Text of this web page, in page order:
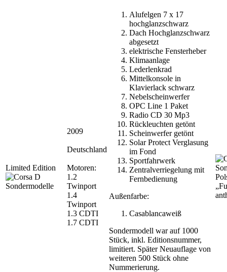
Limited Edition
2009
Deutschland
Motoren:
1.2
Twinport
1.4
Twinport
1.3 CDTI
1.7 CDTI
Alufelgen 7 x 17
hochglanzschwarz
Dach Hochglanzschwarz
abgesetzt
elektrische Fensterheber
Klimaanlage
Lederlenkrad
Mittelkonsole in
Klavierlack schwarz
Nebelscheinwerfer
OPC Line 1 Paket
Radio CD 30 Mp3
Rückleuchten getönt
Scheinwerfer getönt
Solar Protect Verglasung
im Fond
Sportfahrwerk
Zentralverriegelung mit
Fernbedienung
Außenfarbe:
Casablancaweiß
Sondermodell war auf 1000
Stück, inkl. Editionsnummer,
limitiert. Später Neuauflage von
weiteren 500 Stück ohne
Nummerierung.